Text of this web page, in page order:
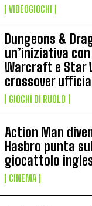
VIDEOGIOCHI
Dungeons &
un’iniziativa
Warcraft e Star
crossover
GIOCHI DI RUOLO
Action Man
Hasbro punta
giocattolo
CINEMA